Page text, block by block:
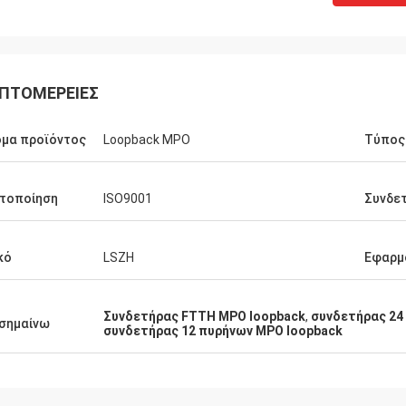
προϊόντος Loopback MPO Τύπος
ISO9001
LSZH
Συνδετήρας FTTH MPO loopback, συνδετήρας
συνδετήρας 12 πυρήνων MPO loopback